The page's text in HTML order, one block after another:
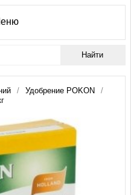
Удобрение POKON